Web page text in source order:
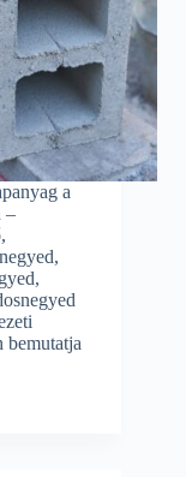
a
–
bemutatja